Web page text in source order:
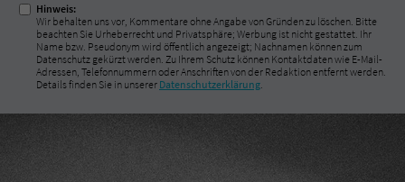
Hinweis:
Wir behalten uns vor, Kommentare ohne Angabe von Gründen zu löschen. Bitte
beachten Sie Urheberrecht und Privatsphäre; Werbung ist nicht gestattet. Ihr
Name bzw. Pseudonym wird öffentlich angezeigt; Nachnamen können zum
Datenschutz gekürzt werden. Zu Ihrem Schutz können Kontaktdaten wie E-Mail-
Adressen, Telefonnummern oder Anschriften von der Redaktion entfernt werden.
Details finden Sie in unserer Datenschutzerklärung